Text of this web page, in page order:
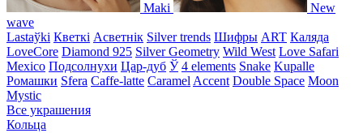
Maki
New
wave
Lastaўki Кветкі Асветнiк Silver trends Шифры ART Каляда
LoveCore Diamond 925 Silver Geometry Wild West Love Safari
Mexico Подсолнухи Цар-дуб Ў 4 elements Snake Kupalle
Ромашки Sfera Caffe-latte Caramel Accent Double Space Moon
Mystic
Все украшения
Кольца